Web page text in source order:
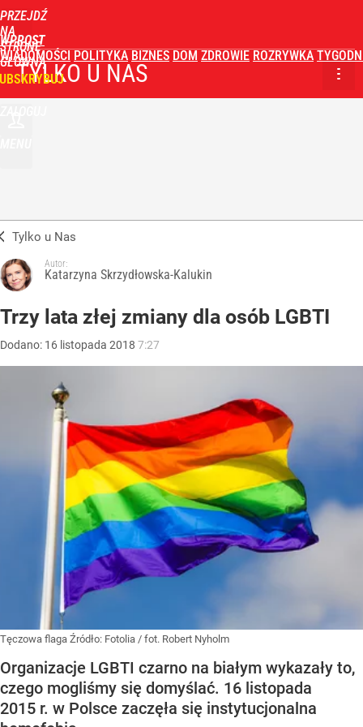
PRZEJDŹ
NA
STRONĘ
GŁÓWNĄ
WPROST
WIADOMOŚCI POLITYKA BIZNES DOM ZDROWIE ROZRYWKA
TYLKO U NAS
Tylko u Nas
Autor:
Katarzyna Skrzydłowska-Kalukin
Trzy lata złej zmiany dla osób LGBTI
Dodano: 16 listopada 2018 7:27
Tęczowa flaga Źródło: Fotolia / fot. Robert Nyholm
Organizacje LGBTI czarno na białym wykazały to,
czego mogliśmy się domyślać. 16 listopada
2015 r. w Polsce zaczęła się instytucjonalna